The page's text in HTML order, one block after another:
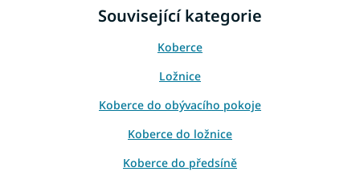
Související kategorie
Koberce
Ložnice
Koberce do obývacího pokoje
Koberce do ložnice
Koberce do předsíně